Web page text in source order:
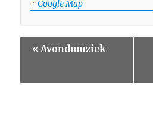
+ Google Map
n
« Avondmuziek